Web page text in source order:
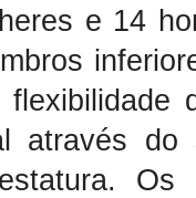
e 14
através
Os